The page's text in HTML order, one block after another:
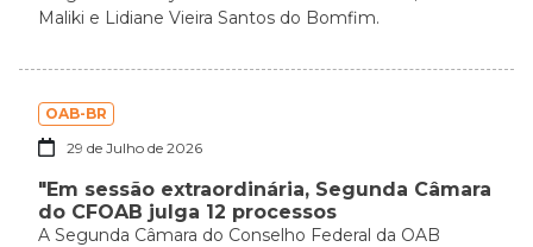
Maliki e Lidiane Vieira Santos do Bomfim.
OAB-BR
29 de Julho de 2026
"Em sessão extraordinária, Segunda Câmara
do CFOAB julga 12 processos
A Segunda Câmara do Conselho Federal da OAB